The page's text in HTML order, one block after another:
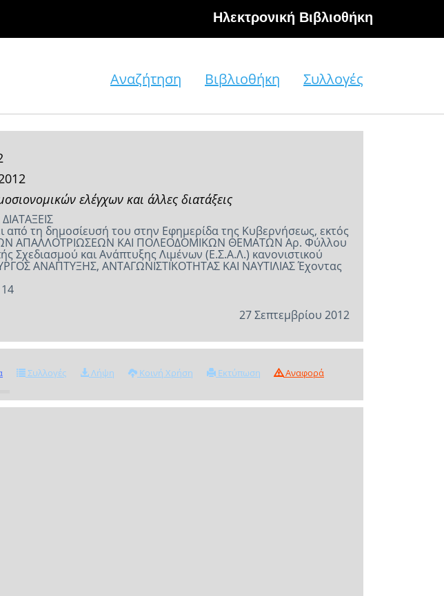
Hλεκτρονική Βιβλιοθήκη
Αναζήτηση Βιβλιοθήκη Συλλογές
ελέγχων και άλλες διατάξεις
τη δημοσίευσή του στην Εφημερίδα της Κυβερνήσεως, εκτός
ΑΠΑΛΛΟΤΡΙΩΣΕΩΝ ΚΑΙ ΠΟΛΕΟΔΟΜΙΚΩΝ ΘΕΜΑΤΩΝ Αρ. Φύλλου
και Ανάπτυξης Λιμένων (Ε.Σ.Α.Λ.) κανονιστικού
ΑΝΑΠΤΥΞΗΣ, ΑΝΤΑΓΩΝΙΣΤΙΚΟΤΗΤΑΣ ΚΑΙ ΝΑΥΤΙΛΙΑΣ Έχοντας
27 Σεπτεμβρίου 2012
Συλλογές Λήψη Κοινή Χρήση Εκτύπωση Αναφορά